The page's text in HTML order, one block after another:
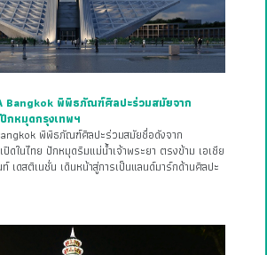
Bangkok พิพิธภัณฑ์ศิลปะร่วมสมัยจาก
กหมุดกรุงเทพฯ
พิพิธภัณฑ์ศิลปะร่วมสมัยชื่อดังจาก
ปิดในไทย ปักหมุดริมแม่น้ำเจ้าพระยา ตรงข้าม เอเชีย
เดสติเนชั่น เดินหน้าสู่การเป็นแลนด์มาร์กด้านศิลปะ